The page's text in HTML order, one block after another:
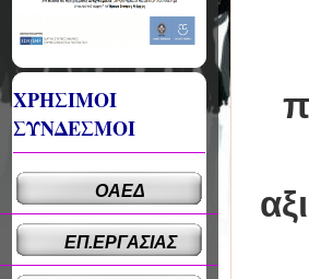
ΧΡΗΣΙΜΟΙ
ΣΥΝΔΕΣΜΟΙ
ΟΑΕΔ
ΕΠ.ΕΡΓΑΣΙΑΣ